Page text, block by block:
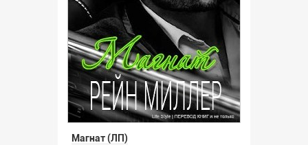
Магнат (ЛП)